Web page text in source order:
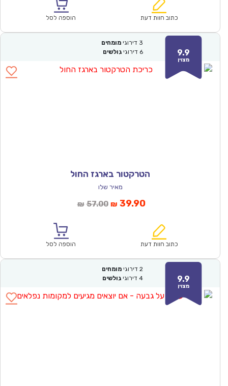
₪57.00.
הוא:
כתוב חוות דעת הוספה לסל
דירוגי מומחים
דירוגי גולשים
הטרקטור בארגז החול
מאיר שלו
₪ 57.00המחיר
₪57.00.
₪ 39.90
הוא:
כתוב חוות דעת הוספה לסל
דירוגי מומחים
דירוגי גולשים